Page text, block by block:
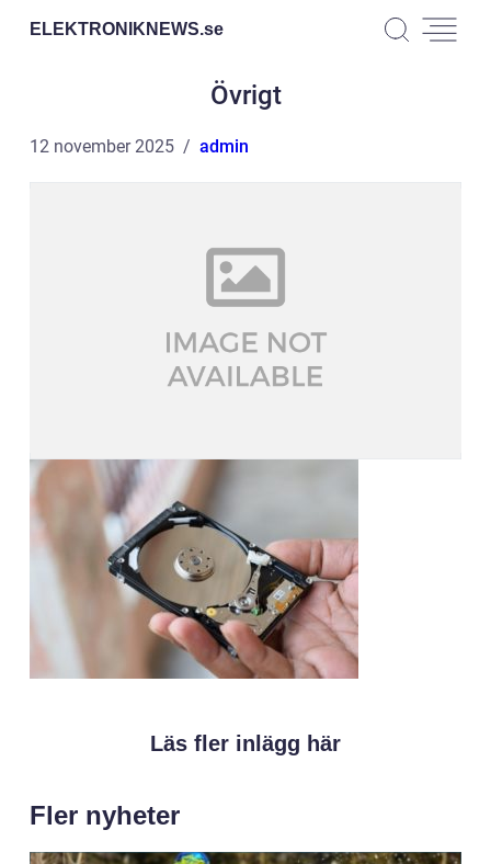
ELEKTRONIKNEWS.se
Övrigt
12 november 2025 admin
Läs fler inlägg här
Fler nyheter